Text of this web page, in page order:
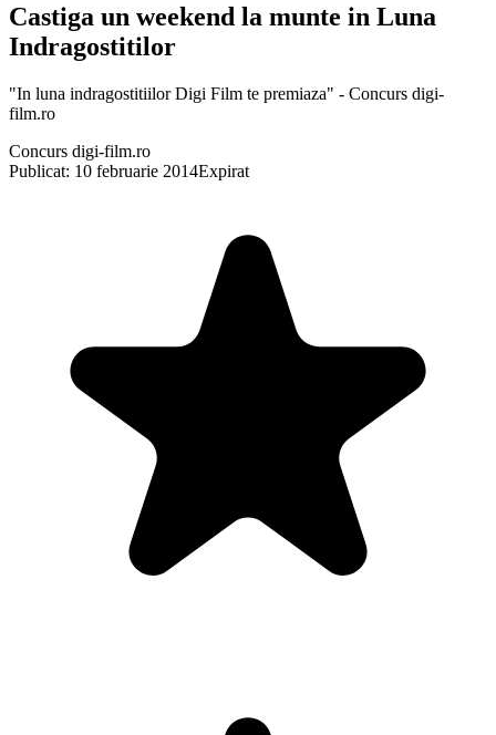
Castiga un weekend la munte in Luna
Indragostitilor
"In luna indragostitiilor Digi Film te premiaza" - Concurs digi-
film.ro
Concurs digi-film.ro
Publicat: 10 februarie 2014Expirat